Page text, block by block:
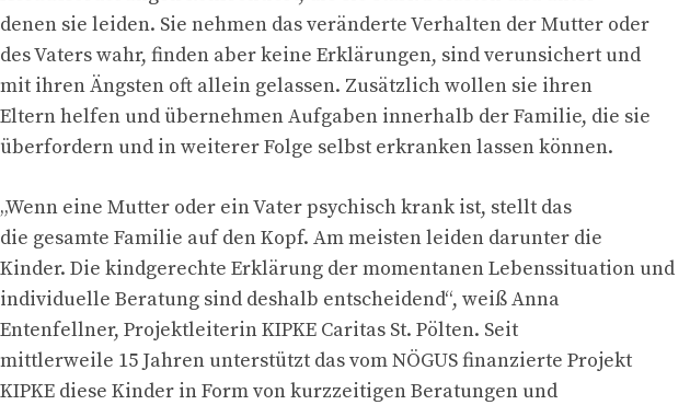
denen sie leiden. Sie nehmen das veränderte Verhalten der Mutter oder
des Vaters wahr, finden aber keine Erklärungen, sind verunsichert und
mit ihren Ängsten oft allein gelassen. Zusätzlich wollen sie ihren
Eltern helfen und übernehmen Aufgaben innerhalb der Familie, die sie
überfordern und in weiterer Folge selbst erkranken lassen können.
„Wenn eine Mutter oder ein Vater psychisch krank ist, stellt das
die gesamte Familie auf den Kopf. Am meisten leiden darunter die
Kinder. Die kindgerechte Erklärung der momentanen Lebenssituation und
individuelle Beratung sind deshalb entscheidend“, weiß Anna
Entenfellner, Projektleiterin KIPKE Caritas St. Pölten. Seit
mittlerweile 15 Jahren unterstützt das vom NÖGUS finanzierte Projekt
KIPKE diese Kinder in Form von kurzzeitigen Beratungen und